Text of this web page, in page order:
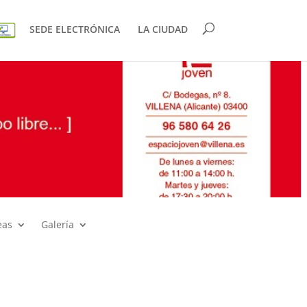
SEDE ELECTRÓNICA LA CIUDAD
Galería